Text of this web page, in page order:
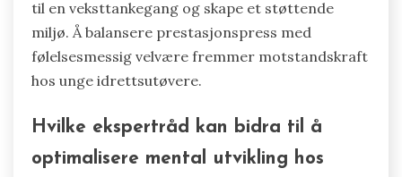
Engasjer deg i diskusjoner om viktigheten av
mental helse, og understrek at det er like viktig
som fysisk prestasjon.
Hva er vanlige feil å unngå i
ungdomsidrettstrening?